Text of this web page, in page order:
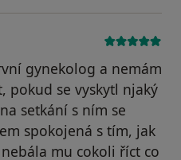
gynekolog a nemám
pokud se vyskytl njaký
setkání s ním se
spokojená s tím, jak
mu cokoli říct co